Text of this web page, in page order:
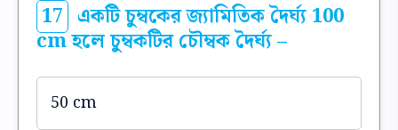
17 একটি চুম্বকের জ্যামিতিক দৈর্ঘ্য 100
cm হলে চুম্বকটির চৌম্বক দৈর্ঘ্য –
50 cm